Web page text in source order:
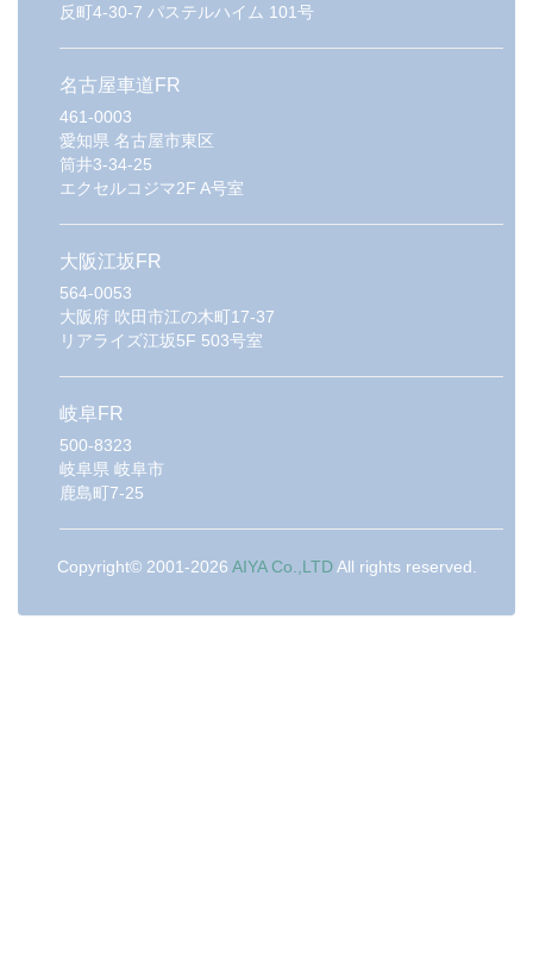
反町4-30-7 パステルハイム 101号
名古屋車道FR
461-0003
愛知県 名古屋市東区
筒井3-34-25
エクセルコジマ2F A号室
大阪江坂FR
564-0053
大阪府 吹田市江の木町17-37
リアライズ江坂5F 503号室
岐阜FR
500-8323
岐阜県 岐阜市
鹿島町7-25
Copyright© 2001-2026 AIYA Co.,LTDAll rights reserved.